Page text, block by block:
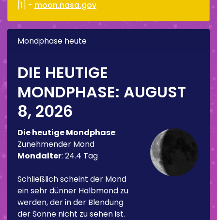
[1] - moon.nasa.gov
Mondphase heute
DIE HEUTIGE
MONDPHASE: AUGUST
8, 2026
Die heutige Mondphase:
Zunehmender Mond
Mondalter: 24.4 Tag
Schließlich scheint der Mond
ein sehr dünner Halbmond zu
werden, der in der Blendung
der Sonne nicht zu sehen ist.